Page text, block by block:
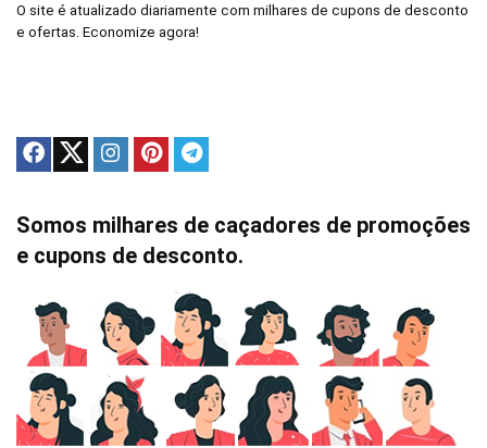
O site é atualizado diariamente com milhares de cupons de desconto
e ofertas. Economize agora!
Somos milhares de caçadores de promoções
e cupons de desconto.